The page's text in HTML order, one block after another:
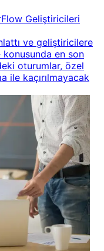
Geliştiricileri
ve geliştiricilere
en son
oturumlar, özel
ile kaçırılmayacak